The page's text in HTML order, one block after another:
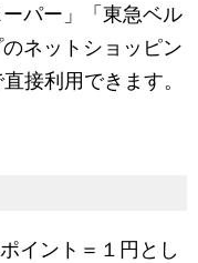
パー」「東急ベル
ネットショッピン
接利用できます。
イント＝１円とし